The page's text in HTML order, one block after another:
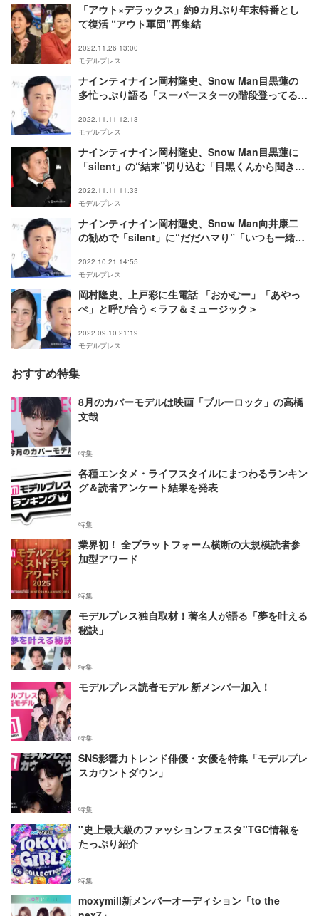
「アウト×デラックス」約9カ月ぶり年末特番とし
て復活 “アウト軍団”再集結
2022.11.26 13:00
モデルプレス
ナインティナイン岡村隆史、Snow Man目黒蓮の
多忙っぷり語る「スーパースターの階段登ってる真
2022.11.11 12:13
モデルプレス
ナインティナイン岡村隆史、Snow Man目黒蓮に
「silent」の“結末”切り込む「目黒くんから聞き出
2022.11.11 11:33
モデルプレス
ナインティナイン岡村隆史、Snow Man向井康二
の勧めで「silent」に“だだハマり”「いつも一緒に
2022.10.21 14:55
モデルプレス
岡村隆史、上戸彩に生電話 「おかむー」「あやっ
ぺ」と呼び合う＜ラフ＆ミュージック＞
2022.09.10 21:19
モデルプレス
おすすめ特集
8月のカバーモデルは映画「ブルーロック」の高橋
文哉
特集
各種エンタメ・ライフスタイルにまつわるランキン
グ＆読者アンケート結果を発表
特集
業界初！ 全プラットフォーム横断の大規模読者参
加型アワード
特集
モデルプレス独自取材！著名人が語る「夢を叶える
秘訣」
特集
モデルプレス読者モデル 新メンバー加入！
特集
SNS影響力トレンド俳優・女優を特集「モデルプレ
スカウントダウン」
特集
"史上最大級のファッションフェスタ"TGC情報を
たっぷり紹介
特集
moxymill新メンバーオーディション「to the